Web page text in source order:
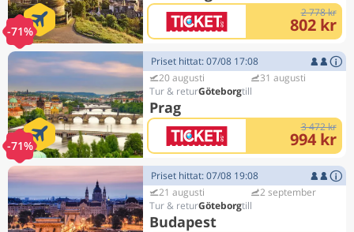
-71%
2 778 kr
802 kr
-71%
Priset hittat: 07/08 17:08
20 augusti
Göteborg
Prag
31 augusti
3 472 kr
994 kr
Priset hittat: 07/08 19:08
21 augusti
Göteborg
Budapest
2 september